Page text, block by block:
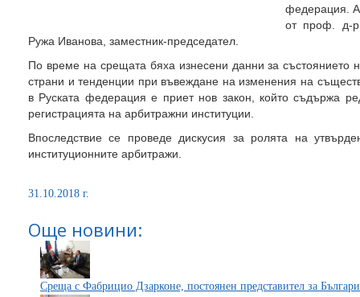
федерация.
от проф. д-р
Ружа Иванова, заместник-председател.
По време на срещата бяха изнесени данни за състоянието
страни и тенденции при въвеждане на изменения на
в Руската федерация е приет нов закон, който съдържа
регистрацията на арбитражни институции.
Впоследствие се проведе дискусия за ролята на
институционните арбитражи.
31.10.2018 г.
Още новини:
Среща с Фабрицио Дзарконе, постоянен представител за